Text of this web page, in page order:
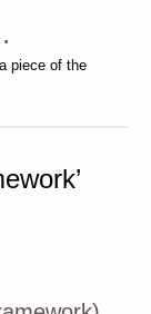
piece of the